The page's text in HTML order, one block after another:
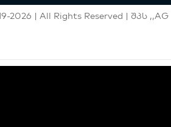
2026 | All Rights Reserved | შპს